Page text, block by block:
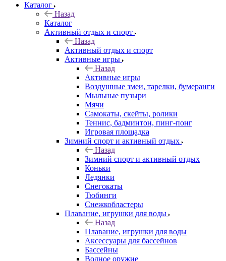
Каталог
Назад
Каталог
Активный отдых и спорт
Назад
Активный отдых и спорт
Активные игры
Назад
Активные игры
Воздушные змеи, тарелки, бумеранги
Мыльные пузыри
Мячи
Самокаты, скейты, ролики
Теннис, бадминтон, пинг-понг
Игровая площадка
Зимний спорт и активный отдых
Назад
Зимний спорт и активный отдых
Коньки
Ледянки
Снегокаты
Тюбинги
Снежкобластеры
Плавание, игрушки для воды
Назад
Плавание, игрушки для воды
Аксессуары для бассейнов
Бассейны
Водное оружие